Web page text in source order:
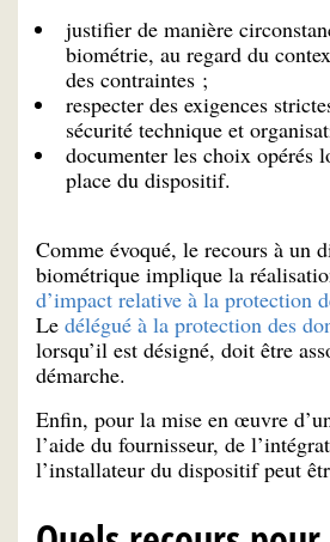
justifier de manière
biométrie, au regard du
des contraintes ;
respecter des exigences
sécurité technique et
documenter les choix opérés
place du dispositif.
Comme évoqué, le recours à un
biométrique implique la
d’impact relative à la protection
Le délégué à la protection des
lorsqu’il est désigné, doit être
démarche.
Enfin, pour la mise en œuvre
l’aide du fournisseur, de
l’installateur du dispositif peut